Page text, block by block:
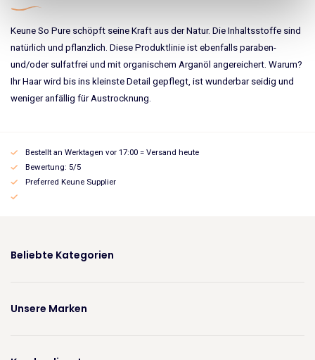
Keune So Pure schöpft seine Kraft aus der Natur. Die Inhaltsstoffe sind
natürlich und pflanzlich. Diese Produktlinie ist ebenfalls paraben-
und/oder sulfatfrei und mit organischem Arganöl angereichert. Warum?
Ihr Haar wird bis ins kleinste Detail gepflegt, ist wunderbar seidig und
weniger anfällig für Austrocknung.
Bestellt an Werktagen vor 17:00 = Versand heute
Bewertung: 5/5
Preferred Keune Supplier
Beliebte Kategorien
Unsere Marken